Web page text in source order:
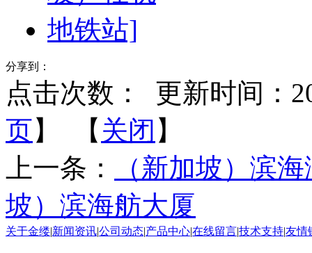
分享到：
点击次数：
更新时间：
页】 【 关闭 】
上一条：
（新加坡）滨
坡）滨海舫大厦
关于金缕|新闻资讯|公司动态|产品中心|在线留言|技术支持|友情